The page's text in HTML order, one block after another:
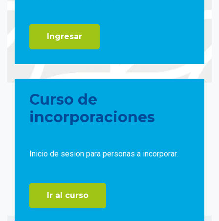
Ingresar
Curso de
incorporaciones
Inicio de sesion para personas a incorporar.
Ir al curso